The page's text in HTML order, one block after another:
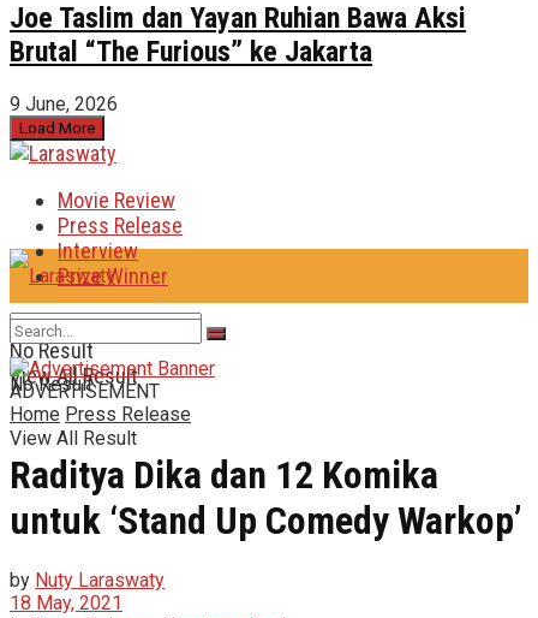
Joe Taslim dan Yayan Ruhian Bawa Aksi
Brutal “The Furious” ke Jakarta
9 June, 2026
Load More
Movie Review
Press Release
Interview
Prize Winner
No Result
View All Result
No Result
View All Result
ADVERTISEMENT
Home Press Release
Raditya Dika dan 12 Komika
untuk ‘Stand Up Comedy Warkop’
by Nuty Laraswaty
18 May, 2021